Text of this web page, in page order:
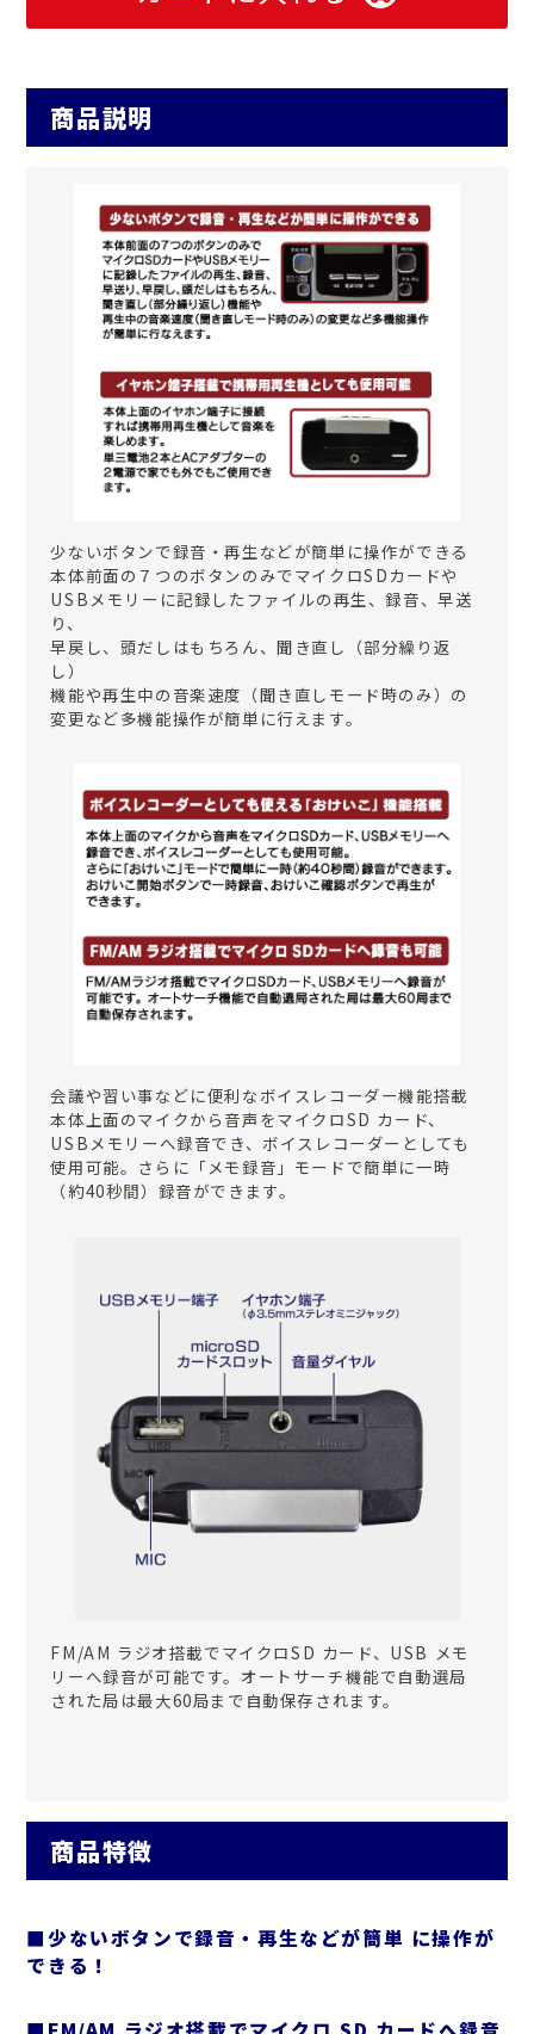
商品説明
少ないボタンで録音・再生などが簡単に操作ができる
本体前面の７つのボタンのみでマイクロSDカードや
USBメモリーに記録したファイルの再生、録音、早送
り、
早戻し、頭だしはもちろん、聞き直し（部分繰り返
し）
機能や再生中の音楽速度（聞き直しモード時のみ）の
変更など多機能操作が簡単に行えます。
会議や習い事などに便利なボイスレコーダー機能搭載
本体上面のマイクから音声をマイクロSD カード、
USBメモリーへ録音でき、ボイスレコーダーとしても
使用可能。さらに「メモ録音」モードで簡単に一時
（約40秒間）録音ができます。
FM/AM ラジオ搭載でマイクロSD カード、USB メモ
リーへ録音が可能です。オートサーチ機能で自動選局
された局は最大60局まで自動保存されます。
商品特徴
■少ないボタンで録音・再生などが簡単 に操作が
できる！